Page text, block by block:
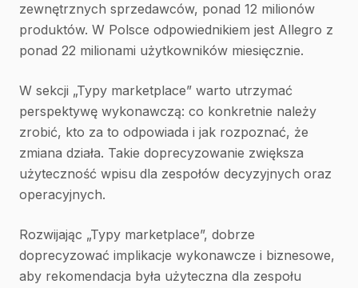
zewnętrznych sprzedawców, ponad 12 milionów
produktów. W Polsce odpowiednikiem jest Allegro z
ponad 22 milionami użytkowników miesięcznie.
W sekcji „Typy marketplace” warto utrzymać
perspektywę wykonawczą: co konkretnie należy
zrobić, kto za to odpowiada i jak rozpoznać, że
zmiana działa. Takie doprecyzowanie zwiększa
użyteczność wpisu dla zespołów decyzyjnych oraz
operacyjnych.
Rozwijając „Typy marketplace”, dobrze
doprecyzować implikacje wykonawcze i biznesowe,
aby rekomendacja była użyteczna dla zespołu